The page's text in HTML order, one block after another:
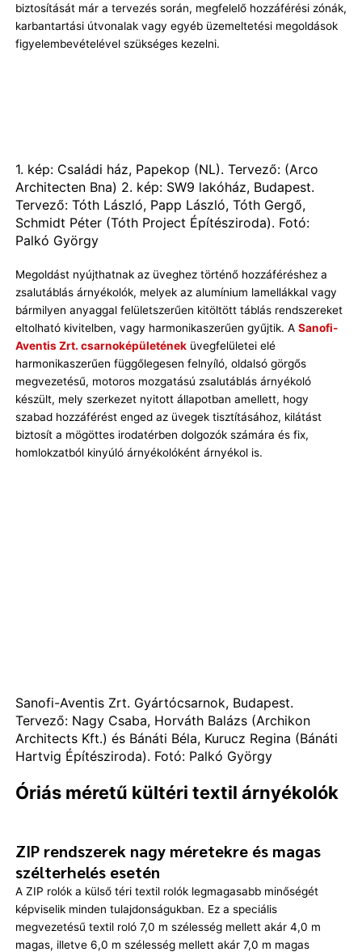
biztosítását már a tervezés során, megfelelő hozzáférési zónák,
karbantartási útvonalak vagy egyéb üzemeltetési megoldások
figyelembevételével szükséges kezelni.
1. kép: Családi ház, Papekop (NL). Tervező: (Arco
Architecten Bna) 2. kép: SW9 lakóház, Budapest.
Tervező: Tóth László, Papp László, Tóth Gergő,
Schmidt Péter (Tóth Project Építésziroda). Fotó:
Palkó György
Megoldást nyújthatnak az üveghez történő hozzáféréshez a
zsalutáblás árnyékolók, melyek az alumínium lamellákkal vagy
bármilyen anyaggal felületszerűen kitöltött táblás rendszereket
eltolható kivitelben, vagy harmonikaszerűen gyűjtik. A Sanofi-
Aventis Zrt. csarnoképületéneküvegfelületei elé
harmonikaszerűen függőlegesen felnyíló, oldalsó görgős
megvezetésű, motoros mozgatású zsalutáblás árnyékoló
készült, mely szerkezet nyitott állapotban amellett, hogy
szabad hozzáférést enged az üvegek tisztításához, kilátást
biztosít a mögöttes irodatérben dolgozók számára és fix,
homlokzatból kinyúló árnyékolóként árnyékol is.
Sanofi-Aventis Zrt. Gyártócsarnok, Budapest.
Tervező: Nagy Csaba, Horváth Balázs (Archikon
Architects Kft.) és Bánáti Béla, Kurucz Regina (Bánáti
Hartvig Építésziroda). Fotó: Palkó György
Óriás méretű kültéri textil árnyékolók
ZIP rendszerek nagy méretekre és magas
szélterhelés esetén
A ZIP rolók a külső téri textil rolók legmagasabb minőségét
képviselik minden tulajdonságukban. Ez a speciális
megvezetésű textil roló 7,0 m szélesség mellett akár 4,0 m
magas, illetve 6,0 m szélesség mellett akár 7,0 m magas